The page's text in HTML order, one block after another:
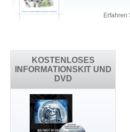
KOSTENLOSES
INFORMATIONSKIT UND
DVD
Erfahren